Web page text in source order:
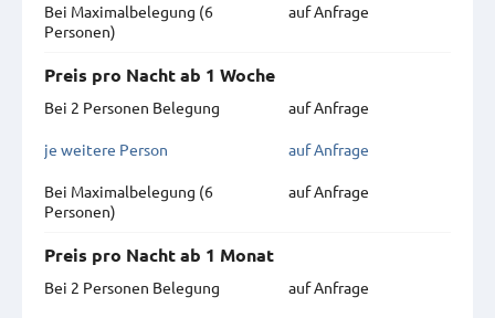
Bei Maximal­belegung (6
Personen)
auf Anfrage
Preis pro Nacht ab 1 Woche
Bei 2 Personen Belegung
auf Anfrage
je weitere Person auf Anfrage
Bei Maximal­belegung (6
Personen)
auf Anfrage
Preis pro Nacht ab 1 Monat
Bei 2 Personen Belegung
auf Anfrage